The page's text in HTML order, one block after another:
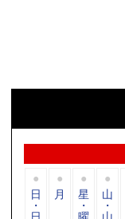
日
・
月 星
・
山
・